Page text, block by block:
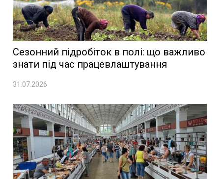
Сезонний підробіток в полі: що важливо
знати під час працевлаштування
31.07.2026